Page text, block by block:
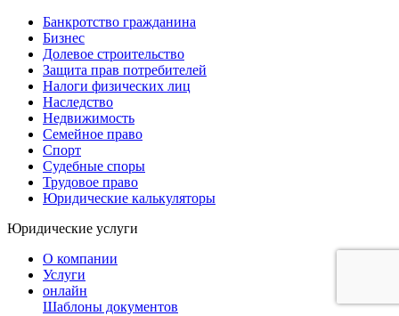
Банкротство гражданина
Бизнес
Долевое строительство
Защита прав потребителей
Налоги физических лиц
Наследство
Недвижимость
Семейное право
Спорт
Судебные споры
Трудовое право
Юридические калькуляторы
Юридические услуги
О компании
Услуги
онлайн
Шаблоны документов